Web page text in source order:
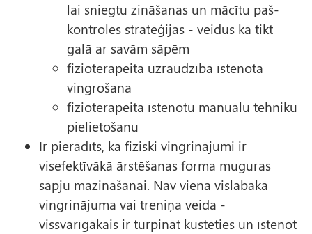
lai sniegtu zināšanas un mācītu paš-
kontroles stratēģijas - veidus kā tikt
galā ar savām sāpēm
fizioterapeita uzraudzībā īstenota
vingrošana
fizioterapeita īstenotu manuālu tehniku
pielietošanu
Ir pierādīts, ka fiziski vingrinājumi ir
visefektīvākā ārstēšanas forma muguras
sāpju mazināšanai. Nav viena vislabākā
vingrinājuma vai treniņa veida -
vissvarīgākais ir turpināt kustēties un īstenot